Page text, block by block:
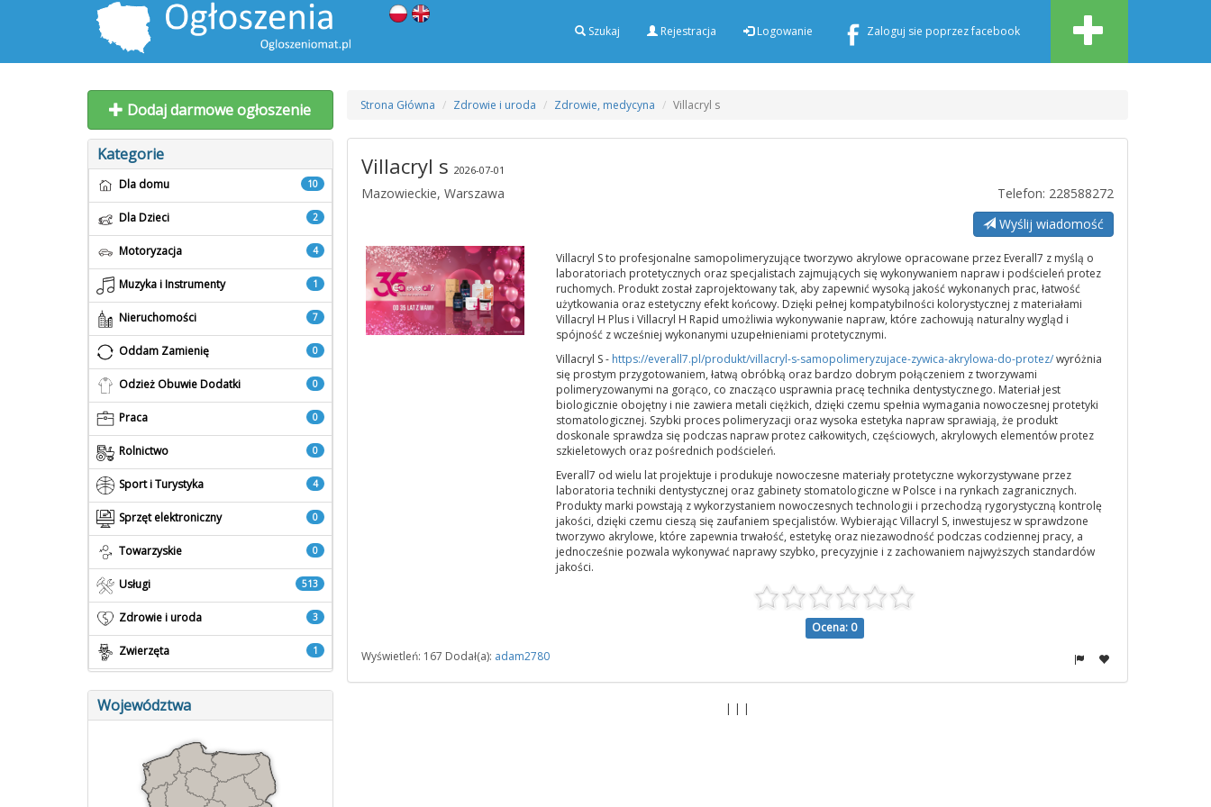
Szukaj Rejestracja Logowanie Zaloguj sie poprzez facebook
Dodaj darmowe ogłoszenie
Kategorie
10
Dla domu
2
Dla Dzieci
4
Motoryzacja
1
Muzyka i Instrumenty
7
Nieruchomości
0
Oddam Zamienię
0
Odzież Obuwie Dodatki
0
Praca
0
Rolnictwo
4
Sport i Turystyka
0
Sprzęt elektroniczny
0
Towarzyskie
513
Usługi
3
Zdrowie i uroda
1
Zwierzęta
Województwa
Strona Główna Zdrowie i uroda Zdrowie, medycyna Villacryl s
Villacryl s 2026-07-01
Mazowieckie, Warszawa
Telefon: 228588272
Wyślij wiadomość
Villacryl S to profesjonalne samopolimeryzujące tworzywo akrylowe opracowane przez Everall7 z myślą o
laboratoriach protetycznych oraz specjalistach zajmujących się wykonywaniem napraw i podścieleń protez
ruchomych. Produkt został zaprojektowany tak, aby zapewnić wysoką jakość wykonanych prac, łatwość
użytkowania oraz estetyczny efekt końcowy. Dzięki pełnej kompatybilności kolorystycznej z materiałami
Villacryl H Plus i Villacryl H Rapid umożliwia wykonywanie napraw, które zachowują naturalny wygląd i
spójność z wcześniej wykonanymi uzupełnieniami protetycznymi.
Villacryl S - https://everall7.pl/produkt/villacryl-s-samopolimeryzujace-zywica-akrylowa-do-protez/wyróżnia
się prostym przygotowaniem, łatwą obróbką oraz bardzo dobrym połączeniem z tworzywami
polimeryzowanymi na gorąco, co znacząco usprawnia pracę technika dentystycznego. Materiał jest
biologicznie obojętny i nie zawiera metali ciężkich, dzięki czemu spełnia wymagania nowoczesnej protetyki
stomatologicznej. Szybki proces polimeryzacji oraz wysoka estetyka napraw sprawiają, że produkt
doskonale sprawdza się podczas napraw protez całkowitych, częściowych, akrylowych elementów protez
szkieletowych oraz pośrednich podścieleń.
Everall7 od wielu lat projektuje i produkuje nowoczesne materiały protetyczne wykorzystywane przez
laboratoria techniki dentystycznej oraz gabinety stomatologiczne w Polsce i na rynkach zagranicznych.
Produkty marki powstają z wykorzystaniem nowoczesnych technologii i przechodzą rygorystyczną kontrolę
jakości, dzięki czemu cieszą się zaufaniem specjalistów. Wybierając Villacryl S, inwestujesz w sprawdzone
tworzywo akrylowe, które zapewnia trwałość, estetykę oraz niezawodność podczas codziennej pracy, a
jednocześnie pozwala wykonywać naprawy szybko, precyzyjnie i z zachowaniem najwyższych standardów
jakości.
Ocena: 0
Wyświetleń: 167 Dodał(a): adam2780
| | |